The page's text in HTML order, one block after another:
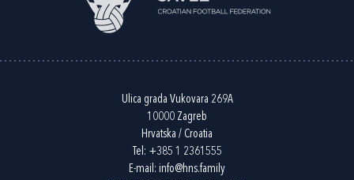
Ulica grada Vukovara 269A
10000 Zagreb
Hrvatska / Croatia
Tel: +385 1 2361555
E-mail: info@hns.family